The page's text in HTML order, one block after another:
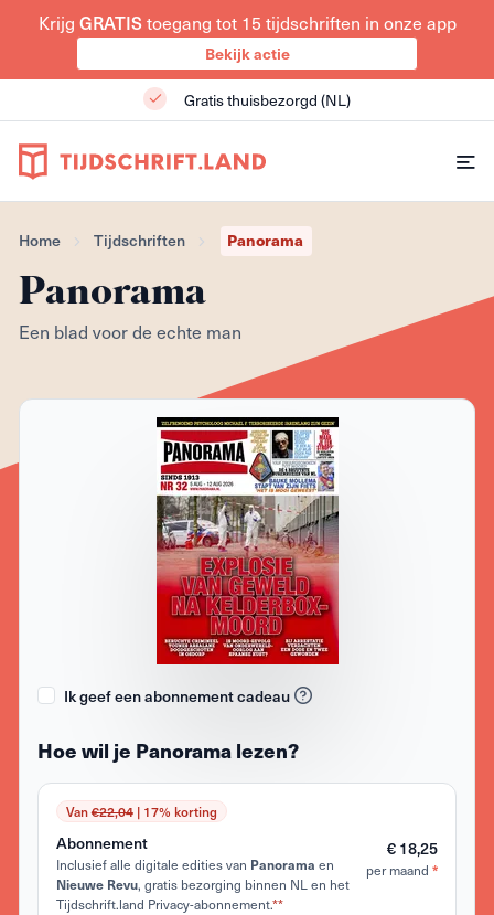
Krijg GRATIStoegang tot 15 tijdschriften in onze app
Bekijk actie
Gratis thuisbezorgd (NL)
Home Tijdschriften Panorama
Panorama
Een blad voor de echte man
Ik geef een abonnement cadeau
Hoe wil je Panorama lezen?
Van€22,04| 17% korting
Abonnement
Inclusief alle digitale edities van Panorama en
Nieuwe Revu, gratis bezorging binnen NL en het
Tijdschrift.land Privacy-abonnement.**
€ 18,25
per maand *